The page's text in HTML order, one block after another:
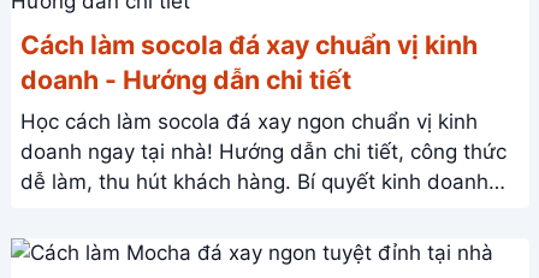
Cách làm socola đá xay chuẩn vị kinh
doanh - Hướng dẫn chi tiết
Học cách làm socola đá xay ngon chuẩn vị kinh
doanh ngay tại nhà! Hướng dẫn chi tiết, công thức
dễ làm, thu hút khách hàng. Bí quyết kinh doanh